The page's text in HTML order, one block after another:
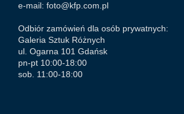
e-mail: foto@kfp.com.pl
Odbiór zamówień dla osób prywatnych:
Galeria Sztuk Różnych
ul. Ogarna 101 Gdańsk
pn-pt 10:00-18:00
sob. 11:00-18:00